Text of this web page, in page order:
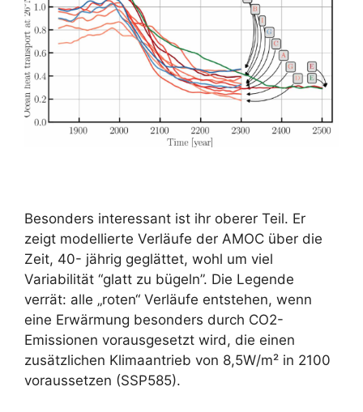
Besonders interessant ist ihr oberer Teil. Er
zeigt modellierte Verläufe der AMOC über die
Zeit, 40- jährig geglättet, wohl um viel
Variabilität “glatt zu bügeln”. Die Legende
verrät: alle „roten“ Verläufe entstehen, wenn
eine Erwärmung besonders durch CO2-
Emissionen vorausgesetzt wird, die einen
zusätzlichen Klimaantrieb von 8,5W/m² in 2100
voraussetzen (SSP585).